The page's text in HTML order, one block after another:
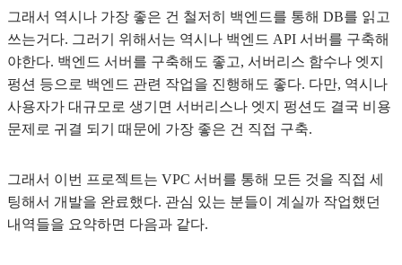
그래서 역시나 가장 좋은 건 철저히 백엔드를 통해 DB를 읽고
쓰는거다. 그러기 위해서는 역시나 백엔드 API 서버를 구축해
야한다. 백엔드 서버를 구축해도 좋고, 서버리스 함수나 엣지
펑션 등으로 백엔드 관련 작업을 진행해도 좋다. 다만, 역시나
사용자가 대규모로 생기면 서버리스나 엣지 펑션도 결국 비용
문제로 귀결 되기 때문에 가장 좋은 건 직접 구축.
그래서 이번 프로젝트는 VPC 서버를 통해 모든 것을 직접 세
팅해서 개발을 완료했다. 관심 있는 분들이 계실까 작업했던
내역들을 요약하면 다음과 같다.